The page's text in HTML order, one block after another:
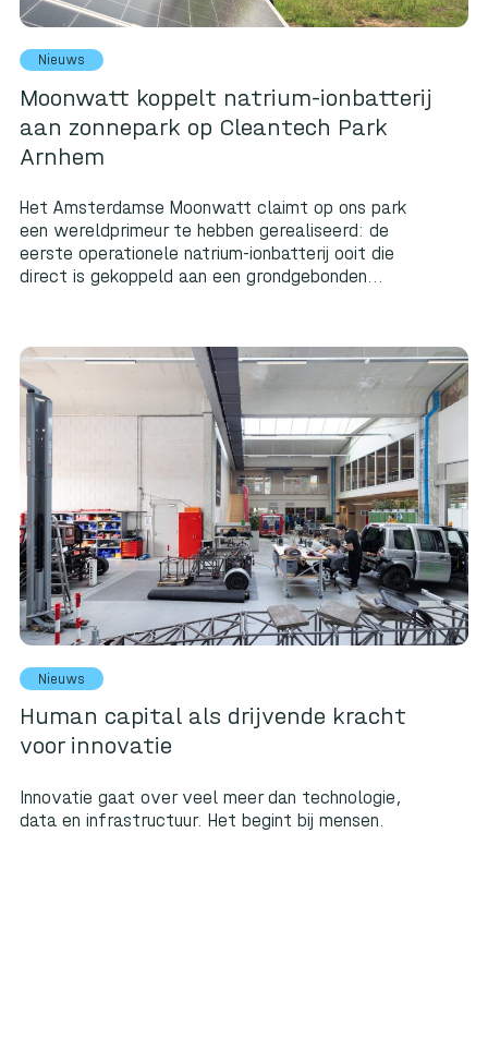
Nieuws
Moonwatt koppelt natrium-ionbatterij
aan zonnepark op Cleantech Park
Arnhem
Het Amsterdamse Moonwatt claimt op ons park
een wereldprimeur te hebben gerealiseerd: de
eerste operationele natrium-ionbatterij ooit die
direct is gekoppeld aan een grondgebonden...
Nieuws
Human capital als drijvende kracht
voor innovatie
Innovatie gaat over veel meer dan technologie,
data en infrastructuur. Het begint bij mensen.